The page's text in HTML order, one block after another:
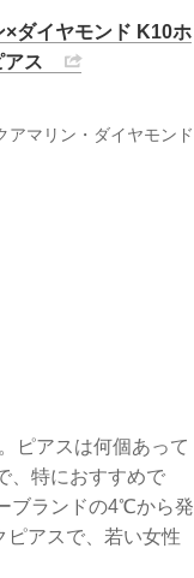
ダイヤモンド K10ホ
アス
アマリン・ダイヤモンド
ピアスは何個あって
、特におすすめで
ブランドの4℃から発
ピアスで、若い女性